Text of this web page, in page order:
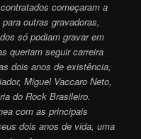
começaram a
outras gravadoras,
só podiam gravar em
queriam seguir carreira
dois anos de existência,
Miguel Vaccaro Neto,
do Rock Brasileiro.
com as principais
dois anos de vida, uma